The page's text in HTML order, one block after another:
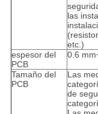
las
etc.)
espesor del
PCB
0.6
Tamaño del
PCB
Las
de